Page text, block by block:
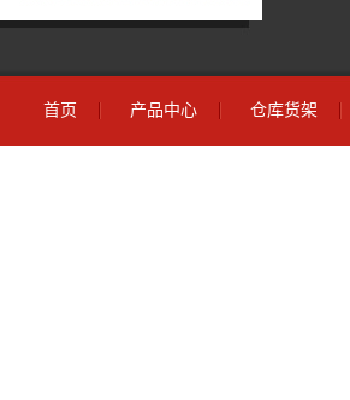
首页 产品中心 仓库货架